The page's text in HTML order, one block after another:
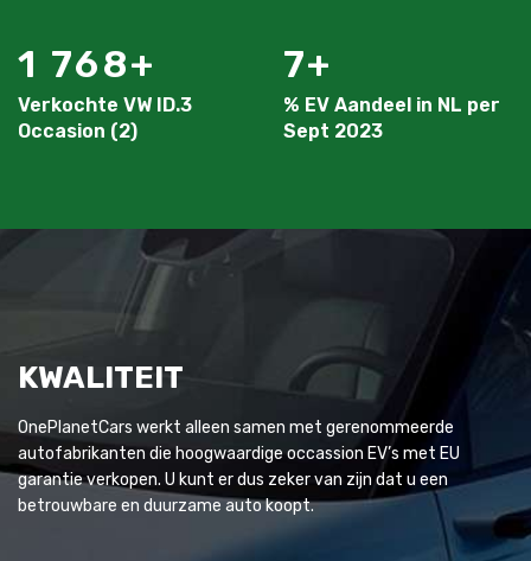
1 768
Verkochte VW ID.3
Occasion (2)
7
% EV Aandeel in NL per
Sept 2023
KWALITEIT
OnePlanetCars werkt alleen samen met gerenommeerde
autofabrikanten die hoogwaardige occassion EV’s met EU
garantie verkopen. U kunt er dus zeker van zijn dat u een
betrouwbare en duurzame auto koopt.